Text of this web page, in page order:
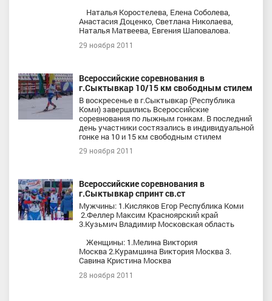
Наталья Коростелева, Елена Соболева,
Анастасия Доценко, Светлана Николаева,
Наталья Матвеева, Евгения Шаповалова.
29 ноября 2011
Всероссийские соревнования в
г.Сыктывкар 10/15 км свободным стилем
В воскресенье в г.Сыктывкар (Республика
Коми) завершились Всероссийские
соревнования по лыжным гонкам. В последний
день участники состязались в индивидуальной
гонке на 10 и 15 км свободным стилем
29 ноября 2011
Всероссийские соревнования в
г.Сыктывкар спринт св.ст
Мужчины: 1.Кисляков Егор Республика Коми
2.Феллер Максим Красноярский край
3.Кузьмич Владимир Московская область
Женщины: 1.Мелина Виктория
Москва 2.Курамшина Виктория Москва 3.
Савина Кристина Москва
28 ноября 2011